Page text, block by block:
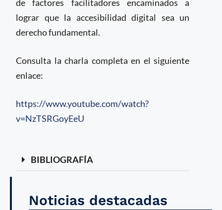
de factores facilitadores encaminados a
lograr que la accesibilidad digital sea un
derecho fundamental.
Consulta la charla completa en el siguiente
enlace:
https://www.youtube.com/watch?
v=NzTSRGoyEeU
BIBLIOGRAFÍA
Noticias destacadas